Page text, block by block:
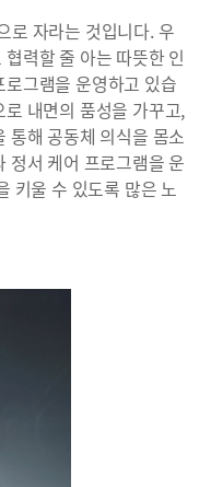
로 자라는 것입니다. 우
력할 줄 아는 따뜻한 인
그램을 운영하고 있습
내면의 품성을 가꾸고,
통해 공동체 의식을 몸소
정서 케어 프로그램을 운
키울 수 있도록 많은 노